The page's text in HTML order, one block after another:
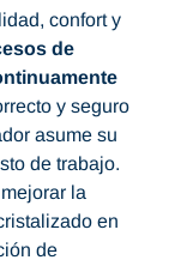
confort y
de
y seguro
asume su
de trabajo.
la
en
de